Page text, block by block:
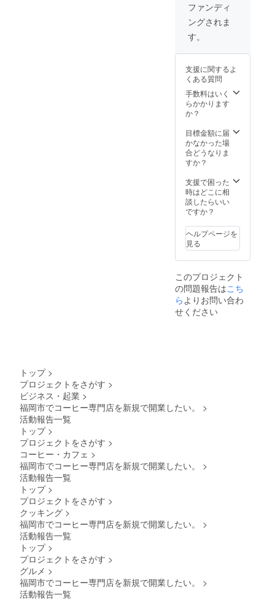
ファンディ
ングされま
す。
支援に関するよ
くある質問
手数料はいく
らかかります
か？
目標金額に届
かなかった場
合どうなりま
すか？
支援で困った
時はどこに相
談したらいい
ですか？
ヘルプページを
見る
このプロジェクト
の問題報告はこち
らよりお問い合わ
せください
トップ >
プロジェクトをさがす >
ビジネス・起業 >
福岡市でコーヒー専門店を新規で開業したい。
>
活動報告一覧
トップ >
プロジェクトをさがす >
コーヒー・カフェ >
福岡市でコーヒー専門店を新規で開業したい。
>
活動報告一覧
トップ >
プロジェクトをさがす >
クッキング >
福岡市でコーヒー専門店を新規で開業したい。
>
活動報告一覧
トップ >
プロジェクトをさがす >
グルメ >
福岡市でコーヒー専門店を新規で開業したい。
>
活動報告一覧